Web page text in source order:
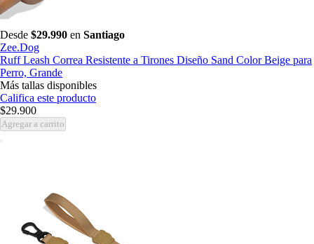
Desde $29.990 en Santiago
Zee.Dog
Ruff Leash Correa Resistente a Tirones Diseño Sand Color Beige para
Perro, Grande
Más tallas disponibles
Califica este producto
$29.900
Agregar a carrito